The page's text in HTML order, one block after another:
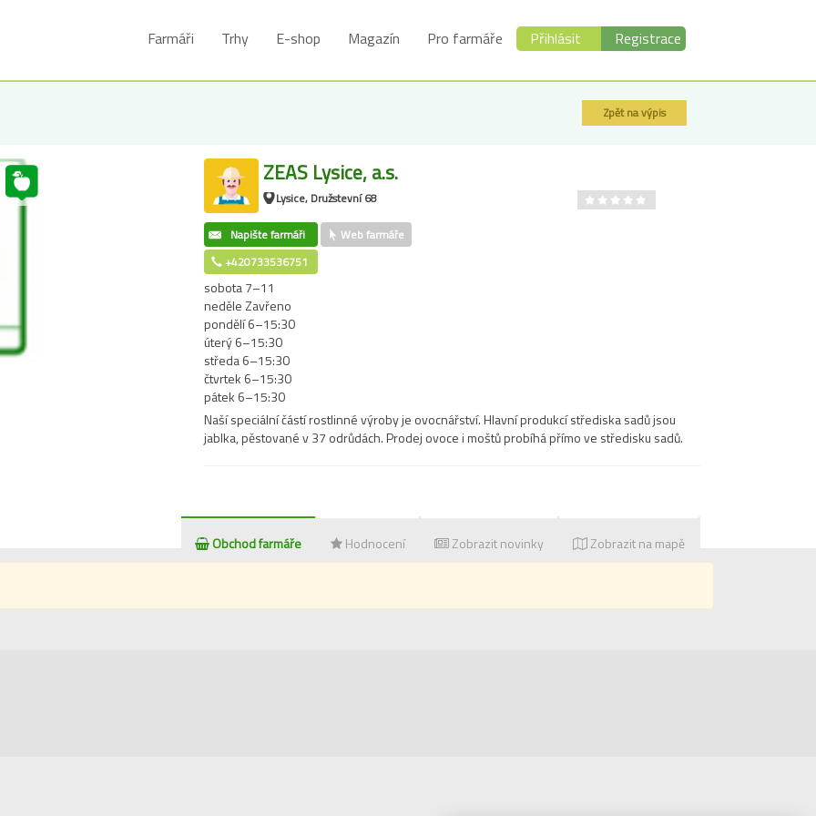
Farmáři Trhy E-shop Magazín Pro farmáře Přihlásit Registrace
Zpět na výpis
ZEAS Lysice, a.s.
Lysice, Družstevní 68
Napište farmáři
Web farmáře
+420733536751
sobota 7–11
neděle Zavřeno
pondělí 6–15:30
úterý 6–15:30
středa 6–15:30
čtvrtek 6–15:30
pátek 6–15:30
Naší speciální částí rostlinné výroby je ovocnářství. Hlavní produkcí střediska sadů jsou
jablka, pěstované v 37 odrůdách. Prodej ovoce i moštů probíhá přímo ve středisku sadů.
Obchod farmáře Hodnocení Zobrazit novinky Zobrazit na mapě